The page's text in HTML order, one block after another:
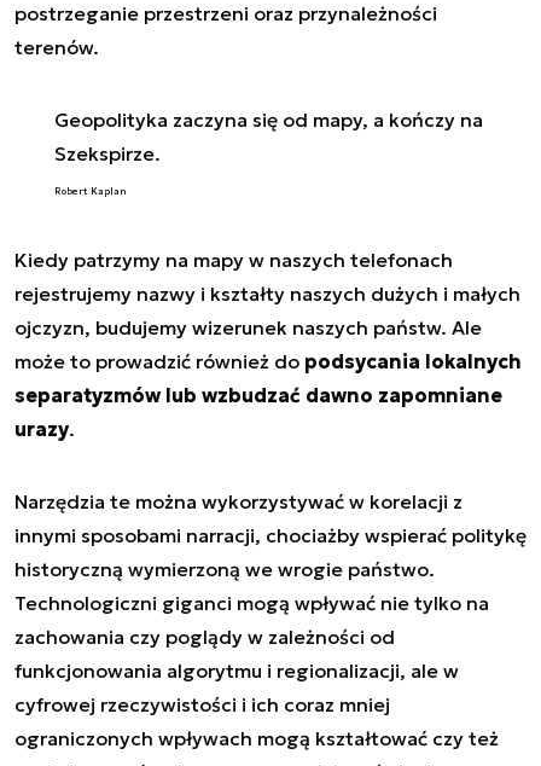
postrzeganie przestrzeni oraz przynależności
terenów.
Geopolityka zaczyna się od mapy, a kończy na
Szekspirze.
Robert Kaplan
Kiedy patrzymy na mapy w naszych telefonach
rejestrujemy nazwy i kształty naszych dużych i małych
ojczyzn, budujemy wizerunek naszych państw. Ale
może to prowadzić również do podsycania lokalnych
separatyzmów lub wzbudzać dawno zapomniane
urazy.
Narzędzia te można wykorzystywać w korelacji z
innymi sposobami narracji, chociażby wspierać politykę
historyczną wymierzoną we wrogie państwo.
Technologiczni giganci mogą wpływać nie tylko na
zachowania czy poglądy w zależności od
funkcjonowania algorytmu i regionalizacji, ale w
cyfrowej rzeczywistości i ich coraz mniej
ograniczonych wpływach mogą kształtować czy też